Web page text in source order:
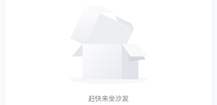
赶快来坐沙发